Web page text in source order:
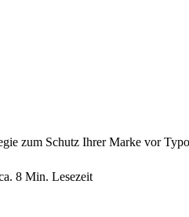
zum Schutz Ihrer Marke vor
8 Min. Lesezeit